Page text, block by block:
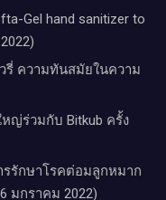
Gel hand sanitizer to
รี่ ความทันสมัยในความ
ญ่ร่วมกับ Bitkub ครั้ง
รรักษาโรคต่อมลูกหมาก
มกราคม 2022)